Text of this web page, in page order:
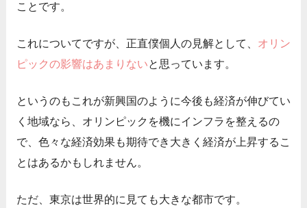
ことです。
これについてですが、正直僕個人の見解として、 オリン
ピックの影響はあまりないと思っています。
というのもこれが新興国のように今後も経済が伸びてい
く地域なら、オリンピックを機にインフラを整えるの
で、色々な経済効果も期待でき大きく経済が上昇するこ
とはあるかもしれません。
ただ、東京は世界的に見ても大きな都市です。